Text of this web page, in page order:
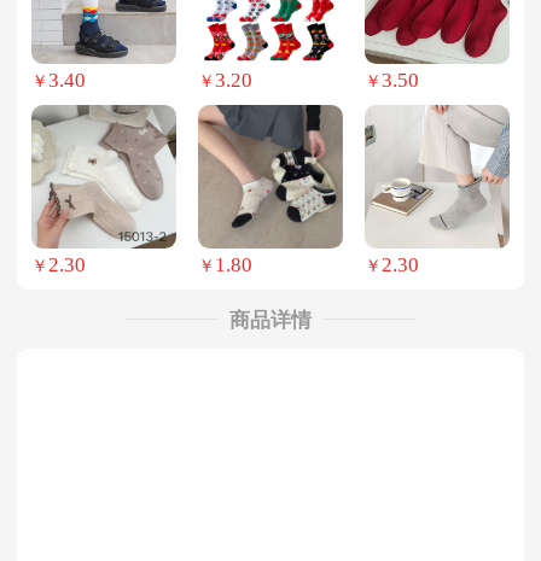
￥3.40 ￥3.20 ￥3.50
￥2.30 ￥ 1.80 ￥2.30
商品详情